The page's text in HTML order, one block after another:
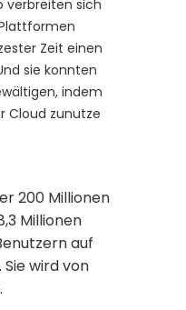
verbreiten sich
Zeit einen
sie konnten
indem
Cloud zunutze
200 Millionen
Millionen
auf
wird von